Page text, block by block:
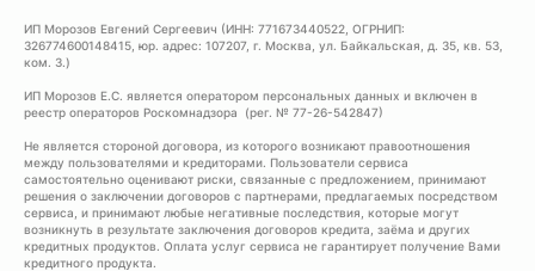
ИП Морозов Евгений Сергеевич (ИНН: 771673440522, ОГРНИП:
326774600148415, юр. адрес: 107207, г. Москва, ул. Байкальская, д. 35, кв. 53,
ком. 3.)
ИП Морозов Е.С. является оператором персональных данных и включен в
реестр операторов Роскомнадзора (рег. № 77-26-542847)
Не является стороной договора, из которого возникают правоотношения
между пользователями и кредиторами. Пользователи сервиса
самостоятельно оценивают риски, связанные с предложением, принимают
решения о заключении договоров с партнерами, предлагаемых посредством
сервиса, и принимают любые негативные последствия, которые могут
возникнуть в результате заключения договоров кредита, заёма и других
кредитных продуктов. Оплата услуг сервиса не гарантирует получение Вами
кредитного продукта.